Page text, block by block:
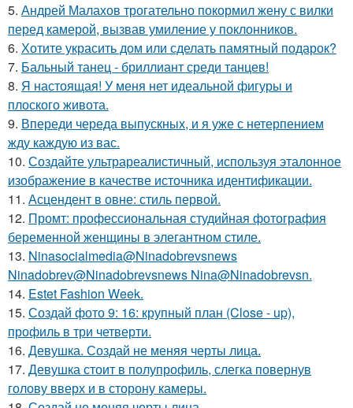
5. Андрей Малахов трогательно покормил жену с вилки
перед камерой, вызвав умиление у поклонников.
6. Хотите украсить дом или сделать памятный подарок?
7. Бальный танец - бриллиант среди танцев!
8. Я настоящая! У меня нет идеальной фигуры и
плоского живота.
9. Впереди череда выпускных, и я уже с нетерпением
жду каждую из вас.
10. Создайте ультрареалистичный, используя эталонное
изображение в качестве источника идентификации.
11. Асцендент в овне: стиль первой.
12. Промт: профессиональная студийная фотография
беременной женщины в элегантном стиле.
13. Ninasocialmedia@Ninadobrevsnews
Ninadobrev@Ninadobrevsnews Nina@Ninadobrevsn.
14. Estet Fashion Week.
15. Создай фото 9: 16: крупный план (Close - up),
профиль в три четверти.
16. Девушка. Создай не меняя черты лица.
17. Девушка стоит в полупрофиль, слегка повернув
голову вверх и в сторону камеры.